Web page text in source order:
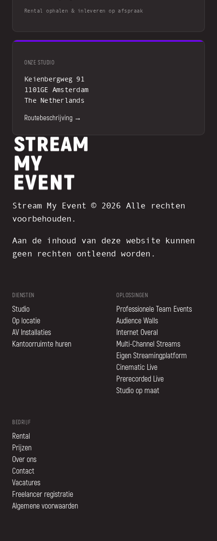
Rental ophalen & inleveren op afspraak
ONZE STUDIO
Keienbergweg 91
1101GE Amsterdam
The Netherlands
Routebeschrijving →
Stream My Event © 2026 Alle rechten
voorbehouden.
Aan de inhoud van deze website kunnen
geen rechten ontleend worden.
DIENSTEN
Studio
Op locatie
AV Installaties
Kantoorruimte huren
OPLOSSINGEN
Professionele Team Events
Audience Walls
Internet Overal
Multi-Channel Streams
Eigen Streamingplatform
Cinematic Live
Prerecorded Live
Studio op maat
BEDRIJF
Rental
Prijzen
Over ons
Contact
Vacatures
Freelancer registratie
Algemene voorwaarden